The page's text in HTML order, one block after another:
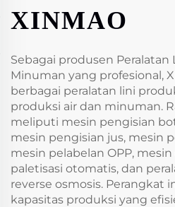
XINMAO
Sebagai produsen Peralatan
Minuman yang profesional,
berbagai peralatan lini
produksi air dan minuman.
meliputi mesin pengisian
mesin pengisian jus, mesin
mesin pelabelan OPP,
paletisasi otomatis, dan
reverse osmosis. Perangkat
kapasitas produksi yang